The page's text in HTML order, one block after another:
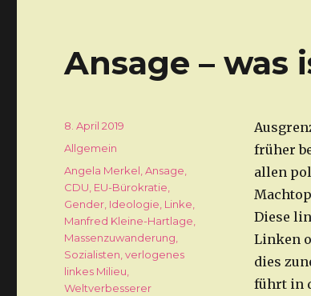
Ansage – was
früher
allen
Diese
Linken
dies
führt in
Veröffentlicht
am
8. April 2019
Kategorien
Allgemein
Schlagwörter
Angela Merkel ,Ansage
CDU EU-Bürokratie
Gender Ideologie Linke
Manfred Kleine-Hartlage
Massenzuwanderung
Sozialisten ,verlogenes
linkes Milieu
Weltverbesserer